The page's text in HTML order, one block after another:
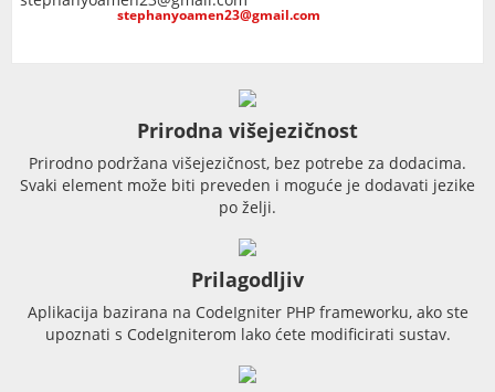
stephanyoamen23@gmail.com
Prirodna višejezičnost
Prirodno podržana višejezičnost, bez potrebe za dodacima.
Svaki element može biti preveden i moguće je dodavati jezike
po želji.
Prilagodljiv
Aplikacija bazirana na CodeIgniter PHP frameworku, ako ste
upoznati s CodeIgniterom lako ćete modificirati sustav.